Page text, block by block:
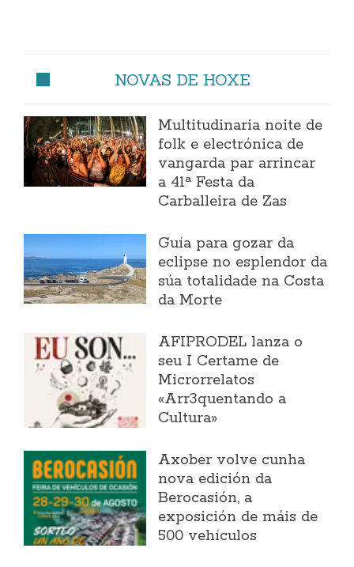
NOVAS DE HOXE
Multitudinaria noite de
folk e electrónica de
vangarda par arrincar
a 41ª Festa da
Carballeira de Zas
Guía para gozar da
eclipse no esplendor da
súa totalidade na Costa
da Morte
AFIPRODEL lanza o
seu I Certame de
Microrrelatos
«Arr3quentando a
Cultura»
Axober volve cunha
nova edición da
Berocasión, a
exposición de máis de
500 vehículos